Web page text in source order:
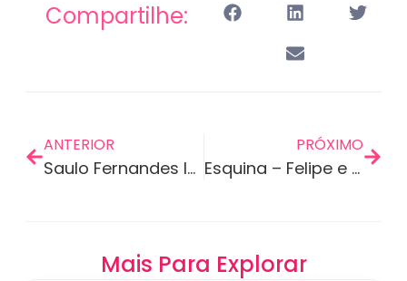
Compartilhe:
ANTERIOR
Saulo Fernandes lança segunda e última parte do nono álbum…
PRÓXIMO
Esquina – Felipe e Rodrigo
Mais Para Explorar